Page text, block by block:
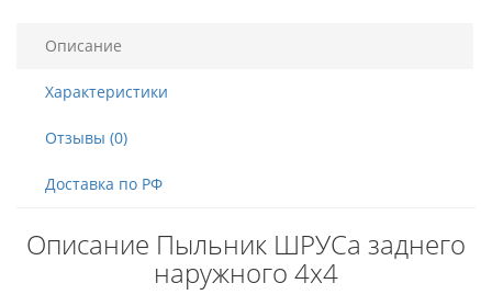
Описание
Характеристики
Отзывы (0)
Доставка по РФ
Описание Пыльник ШРУСа заднего
наружного 4x4